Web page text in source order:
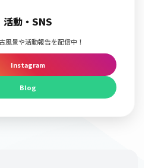
活動・SNS
風景や活動報告を配信中！
Instagram
Blog